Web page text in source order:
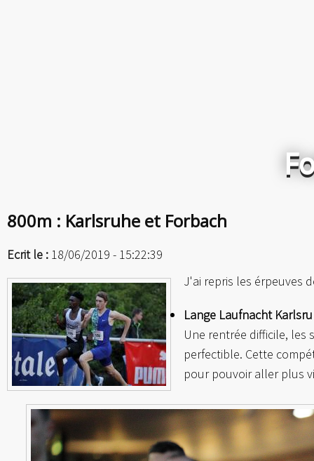
800m : Karlsruhe et Forbach
Ecrit le : 18/06/2019 - 15:22:39
J'ai repris les érpeuves
Lange Laufnacht
Une rentrée difficile, les
perfectible. Cette
pour pouvoir aller plus